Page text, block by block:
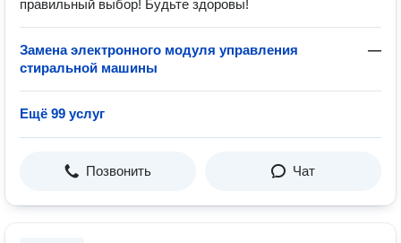
правильный выбор! Будьте здоровы!
Замена электронного модуля управления
стиральной машины
—
Ещё 99 услуг
Позвонить Чат